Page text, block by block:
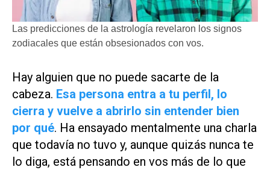
Las predicciones de la astrología revelaron los signos
zodiacales que están obsesionados con vos.
Hay alguien que no puede sacarte de la
cabeza. Esa persona entra a tu perfil, lo
cierra y vuelve a abrirlo sin entender bien
por qué. Ha ensayado mentalmente una charla
que todavía no tuvo y, aunque quizás nunca te
lo diga, está pensando en vos más de lo que